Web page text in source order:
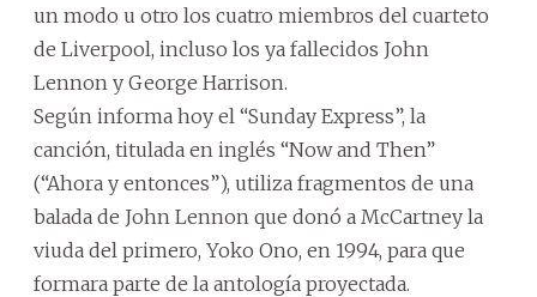
un modo u otro los cuatro miembros del cuarteto
de Liverpool, incluso los ya fallecidos John
Lennon y George Harrison.
Según informa hoy el “Sunday Express”, la
canción, titulada en inglés “Now and Then”
(“Ahora y entonces”), utiliza fragmentos de una
balada de John Lennon que donó a McCartney la
viuda del primero, Yoko Ono, en 1994, para que
formara parte de la antología proyectada.